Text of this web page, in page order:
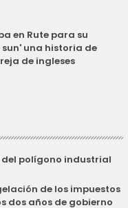
en Rute para su
una historia de
de ingleses
polígono industrial
de los impuestos
dos años de gobierno